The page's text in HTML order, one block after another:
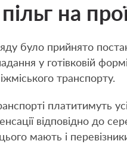
на
було прийнято
у готівковій
транспорту.
платитимуть
відповідно до
мають і